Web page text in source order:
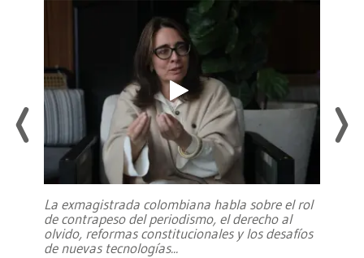
La exmagistrada colombiana habla sobre el rol
de contrapeso del periodismo, el derecho al
olvido, reformas constitucionales y los desafíos
de nuevas tecnologías...